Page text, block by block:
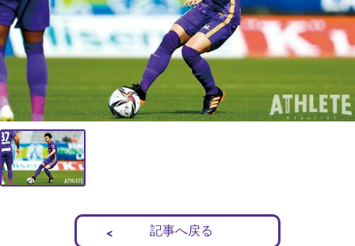
記事へ戻る